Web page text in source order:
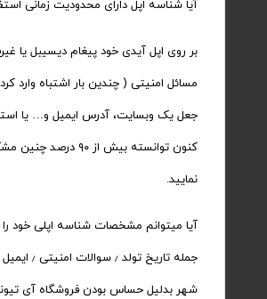
آیا شناسه اپل دارای محدودیت زمانی استفاده میباشد ؟‌ خیر
بر روی اپل آیدی خود پیغام دیسیبل یا
جعل یک وبسایت، آدرس ایمیل و… یا
نمایید.
آیا میتوانم مشخصات شناسه اپلی خود
شهر بدلیل حساس بودن فروشگاه آی